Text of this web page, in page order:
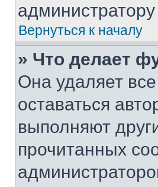
Вернуться к началу
» Что делает
Она удаляет
оставаться
выполняют
прочитанных